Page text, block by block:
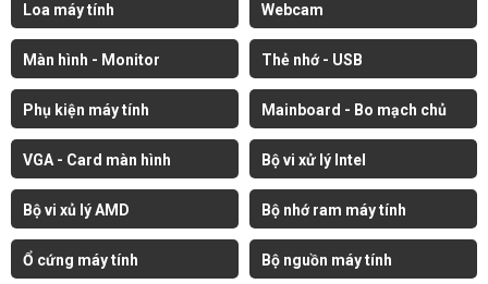
Loa máy tính Webcam
Màn hình - Monitor Thẻ nhớ - USB
Phụ kiện máy tính Mainboard - Bo mạch chủ
VGA - Card màn hình Bộ vi xử lý Intel
Bộ vi xủ lý AMD Bộ nhớ ram máy tính
Ổ cứng máy tính Bộ nguồn máy tính